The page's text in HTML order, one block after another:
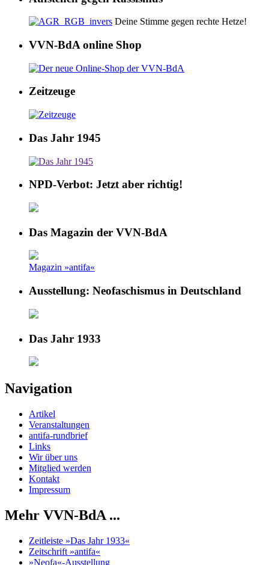
Deine Stimme gegen rechte Hetze!
VVN-BdA online Shop
Zeitzeuge
Das Jahr 1945
NPD-Verbot: Jetzt aber richtig!
Das Magazin der VVN-BdA
Magazin »antifa«
Ausstellung: Neofaschismus in Deutschland
Das Jahr 1933
Navigation
Artikel
Veranstaltungen
antifa-rundbrief
Links
Wir über uns
Mitglied werden
Kontakt
Impressum
Mehr VVN-BdA ...
Zeitleiste »Das Jahr 1933«
Zeitschrift »antifa«
»Neofa«-Ausstellung